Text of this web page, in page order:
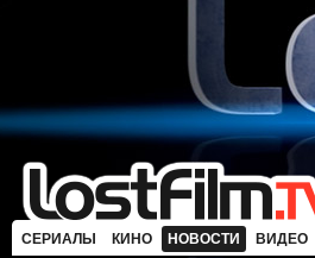
СЕРИАЛЫ КИНО НОВОСТИ ВИДЕО